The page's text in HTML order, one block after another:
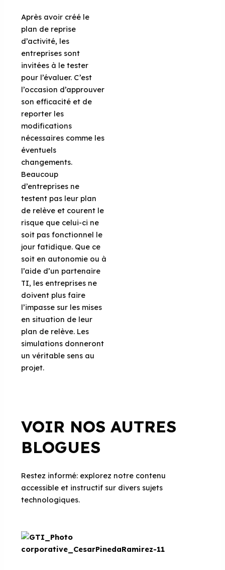
Après avoir créé le
plan de reprise
d’activité, les
entreprises sont
invitées à le tester
pour l’évaluer. C’est
l’occasion d’approuver
son efficacité et de
reporter les
modifications
nécessaires comme les
éventuels
changements.
Beaucoup
d’entreprises ne
testent pas leur plan
de relève et courent le
risque que celui-ci ne
soit pas fonctionnel le
jour fatidique. Que ce
soit en autonomie ou à
l’aide d’un partenaire
TI, les entreprises ne
doivent plus faire
l’impasse sur les mises
en situation de leur
plan de relève. Les
simulations donneront
un véritable sens au
projet.
VOIR NOS AUTRES
BLOGUES
Restez informé: explorez notre contenu
accessible et instructif sur divers sujets
technologiques.